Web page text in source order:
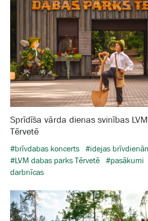
Sprīdīša vārda dienas svinības
Tērvetē
#brīvdabas koncerts #idejas
#LVM dabas parks Tērvetē #pasākumi
darbnīcas